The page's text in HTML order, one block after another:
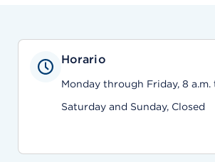
Horario
Monday through Friday, 8 a.m.
Saturday and Sunday, Closed